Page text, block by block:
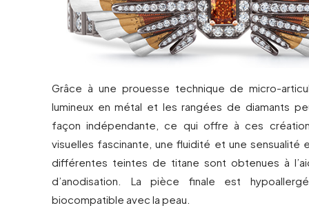
Grâce à une prouesse technique de micro-
lumineux en métal et les rangées de diamants
façon indépendante, ce qui offre à ces
visuelles fascinante, une fluidité et une sensualité
différentes teintes de titane sont obtenues à
d’anodisation. La pièce finale est
biocompatible avec la peau.